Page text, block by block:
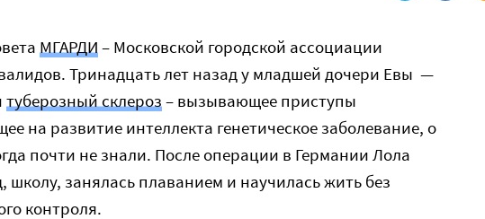
МГАРДИ– Московской городской ассоциации
Тринадцать лет назад у младшей дочери Евы —
туберозный склероз– вызывающее приступы
на развитие интеллекта генетическое заболевание, о
почти не знали. После операции в Германии Лола
школу, занялась плаванием и научилась жить без
контроля.